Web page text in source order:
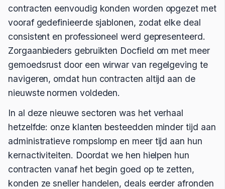
contracten eenvoudig konden worden opgezet met
vooraf gedefinieerde sjablonen, zodat elke deal
consistent en professioneel werd gepresenteerd.
Zorgaanbieders gebruikten Docfield om met meer
gemoedsrust door een wirwar van regelgeving te
navigeren, omdat hun contracten altijd aan de
nieuwste normen voldeden.
In al deze nieuwe sectoren was het verhaal
hetzelfde: onze klanten besteedden minder tijd aan
administratieve rompslomp en meer tijd aan hun
kernactiviteiten. Doordat we hen hielpen hun
contracten vanaf het begin goed op te zetten,
konden ze sneller handelen, deals eerder afronden